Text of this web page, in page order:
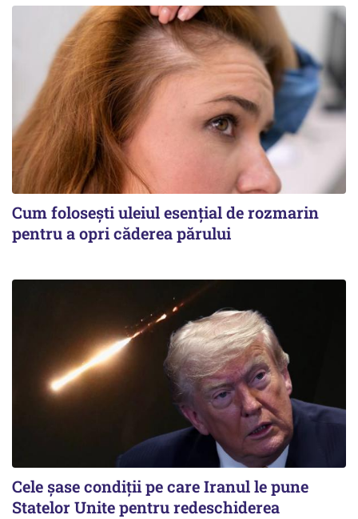
Cum folosești uleiul esențial de rozmarin
pentru a opri căderea părului
Cele șase condiții pe care Iranul le pune
Statelor Unite pentru redeschiderea